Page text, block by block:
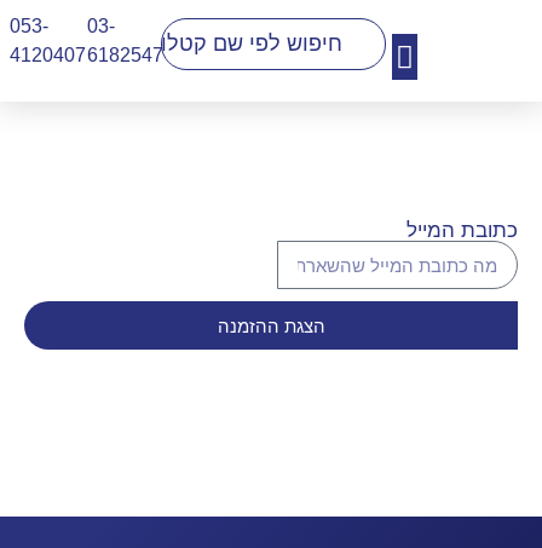
03-
6182547
053-
4120407​
כתובת המייל
הצגת ההזמנה